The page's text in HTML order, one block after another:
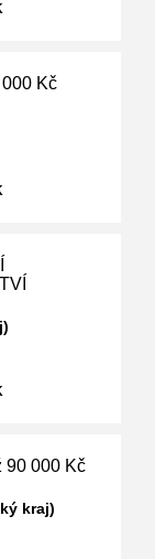
Kč
90 000 Kč
kraj)